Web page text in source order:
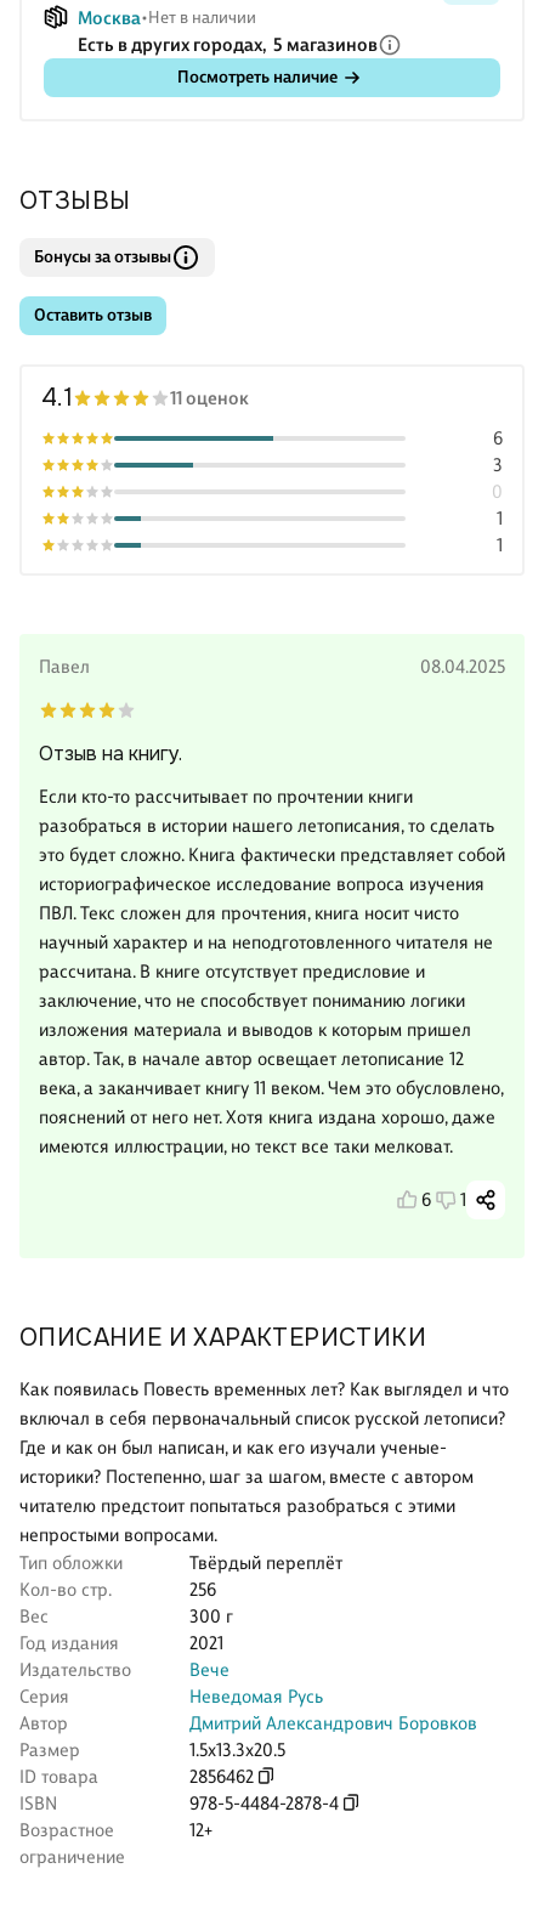
Москва Нет в наличии
Есть в других городах, 5 магазинов
Посмотреть наличие
ОПИСАНИЕ И ХАРАКТЕРИСТИКИ
Как появилась Повесть временных лет? Как выглядел и что
включал в себя первоначальный список русской летописи?
Где и как он был написан, и как его изучали ученые-
историки? Постепенно, шаг за шагом, вместе с автором
читателю предстоит попытаться разобраться с этими
непростыми вопросами.
Тип обложки
Твёрдый переплёт
Кол-во стр.
256
Вес
300 г
Год издания
2021
Издательство
Вече
Серия
Неведомая Русь
Автор
Дмитрий Александрович Боровков
Размер
1.5x13.3x20.5
ID товара
2856462
ISBN
978-5-4484-2878-4
Возрастное
ограничение
12+
ОТЗЫВЫ
Бонусы за отзывы
Оставить отзыв
4.1 11 оценок
1
1
0
3
6
Павел 08.04.2025
Отзыв на книгу.
Если кто-то рассчитывает по прочтении книги
разобраться в истории нашего летописания, то сделать
это будет сложно. Книга фактически представляет собой
историографическое исследование вопроса изучения
ПВЛ. Текс сложен для прочтения, книга носит чисто
научный характер и на неподготовленного читателя не
рассчитана. В книге отсутствует предисловие и
заключение, что не способствует пониманию логики
изложения материала и выводов к которым пришел
автор. Так, в начале автор освещает летописание 12
века, а заканчивает книгу 11 веком. Чем это обусловлено,
пояснений от него нет. Хотя книга издана хорошо, даже
имеются иллюстрации, но текст все таки мелковат.
6 1